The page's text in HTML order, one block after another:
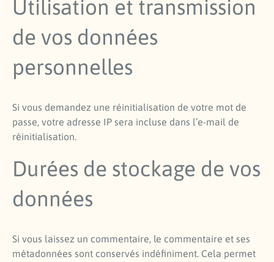
Utilisation et transmission
de vos données
personnelles
Si vous demandez une réinitialisation de votre mot de
passe, votre adresse IP sera incluse dans l’e-mail de
réinitialisation.
Durées de stockage de vos
données
Si vous laissez un commentaire, le commentaire et ses
métadonnées sont conservés indéfiniment. Cela permet